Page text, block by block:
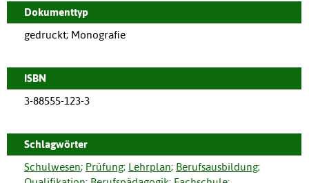
Dokumenttyp
gedruckt; Monografie
ISBN
3-88555-123-3
Schlagwörter
Schulwesen; Prüfung; Lehrplan; Berufsausbildung;